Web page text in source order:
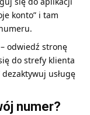
konto” i tam
odwiedź stronę
do strefy klienta
dezaktywuj usługę
numer?